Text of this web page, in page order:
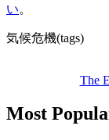
い。
気候危機(tags)
The
Most